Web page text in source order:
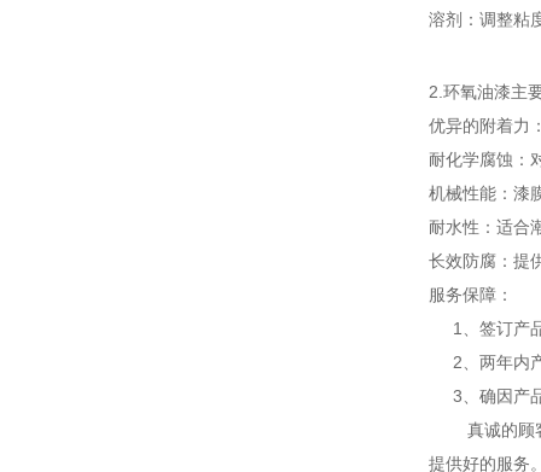
溶剂：调整粘
2.环氧油漆主
优异的附着力
耐化学腐蚀：
机械性能：漆
耐水性：适合
长效防腐：提
服务保障：
1、签订产
2、两年内产
3、确因产品
真诚的顾客
提供好的服务